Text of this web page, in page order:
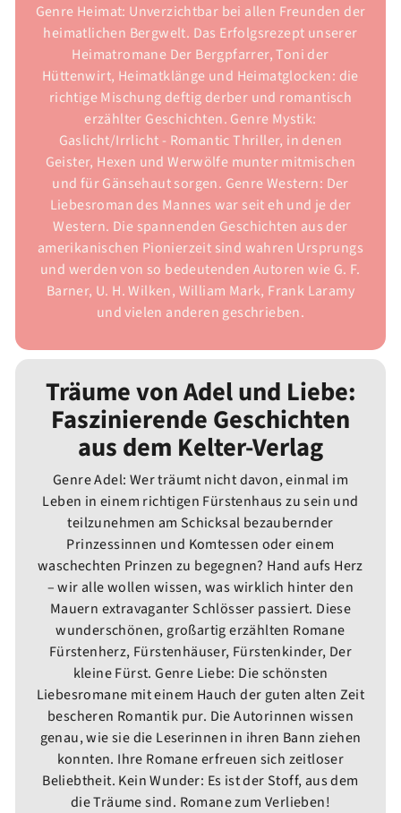
Genre Heimat: Unverzichtbar bei allen Freunden der
heimatlichen Bergwelt. Das Erfolgsrezept unserer
Heimatromane Der Bergpfarrer, Toni der
Hüttenwirt, Heimatklänge und Heimatglocken: die
richtige Mischung deftig derber und romantisch
erzählter Geschichten. Genre Mystik:
Gaslicht/Irrlicht - Romantic Thriller, in denen
Geister, Hexen und Werwölfe munter mitmischen
und für Gänsehaut sorgen. Genre Western: Der
Liebesroman des Mannes war seit eh und je der
Western. Die spannenden Geschichten aus der
amerikanischen Pionierzeit sind wahren Ursprungs
und werden von so bedeutenden Autoren wie G. F.
Barner, U. H. Wilken, William Mark, Frank Laramy
und vielen anderen geschrieben.
Träume von Adel und Liebe:
Faszinierende Geschichten
aus dem Kelter-Verlag
Genre Adel: Wer träumt nicht davon, einmal im
Leben in einem richtigen Fürstenhaus zu sein und
teilzunehmen am Schicksal bezaubernder
Prinzessinnen und Komtessen oder einem
waschechten Prinzen zu begegnen? Hand aufs Herz
– wir alle wollen wissen, was wirklich hinter den
Mauern extravaganter Schlösser passiert. Diese
wunderschönen, großartig erzählten Romane
Fürstenherz, Fürstenhäuser, Fürstenkinder, Der
kleine Fürst. Genre Liebe: Die schönsten
Liebesromane mit einem Hauch der guten alten Zeit
bescheren Romantik pur. Die Autorinnen wissen
genau, wie sie die Leserinnen in ihren Bann ziehen
konnten. Ihre Romane erfreuen sich zeitloser
Beliebtheit. Kein Wunder: Es ist der Stoff, aus dem
die Träume sind. Romane zum Verlieben!